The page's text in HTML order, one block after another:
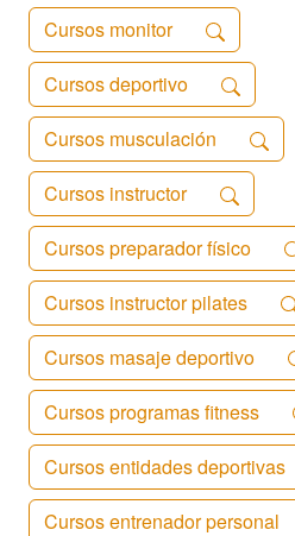
Cursos monitor
Cursos deportivo
Cursos musculación
Cursos instructor
Cursos preparador físico
Cursos instructor pilates
Cursos masaje deportivo
Cursos programas fitness
Cursos entidades deportivas
Cursos entrenador personal